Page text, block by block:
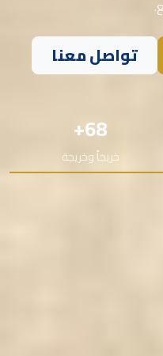
تواصل معنا
68+
خريجاً وخريجة